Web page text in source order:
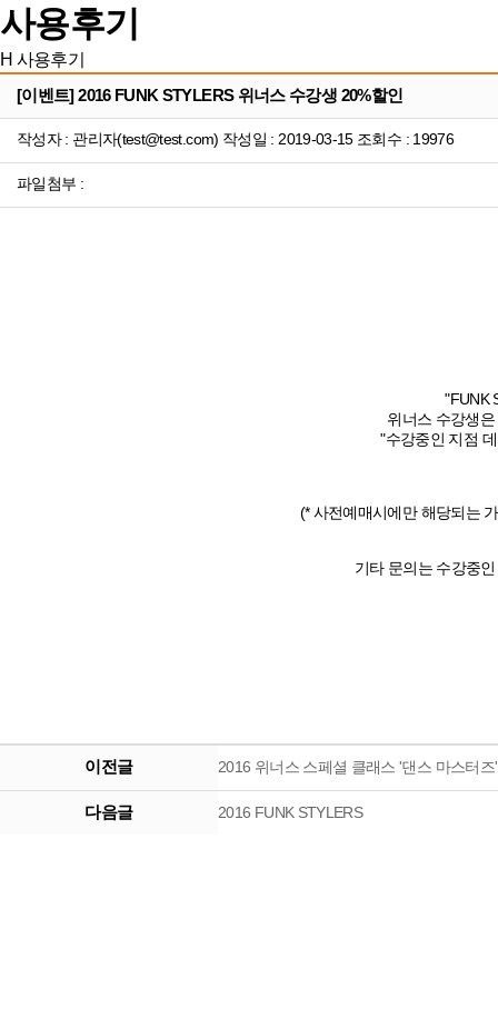
사용후기
H 사용후기
[이벤트] 2016 FUNK STYLERS 위너스 수강생 20%할인
작성자 : 관리자(test@test.com) 작성일 : 2019-03-15 조회수 : 19976
파일첨부 :
"FUNK
위너스 수강생
"수강중인 지점
(* 사전예매시에만 해당되는
기타 문의는 수강중
이전글 2016 위너스 스페셜 클래스 '댄스 마스터즈'
다음글 2016 FUNK STYLERS